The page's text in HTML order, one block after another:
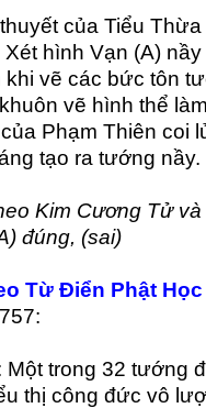
của Tiểu
hình Vạn (A)
khi vẽ các bức tôn
vẽ hình thể
Phạm Thiên coi
tạo ra tướng nầy.
Kim Cương Tử
đúng, (sai)
Từ Điển Phật
Một trong 32 tướng
thị công đức vô